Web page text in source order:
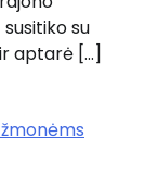
su
aptarė […]